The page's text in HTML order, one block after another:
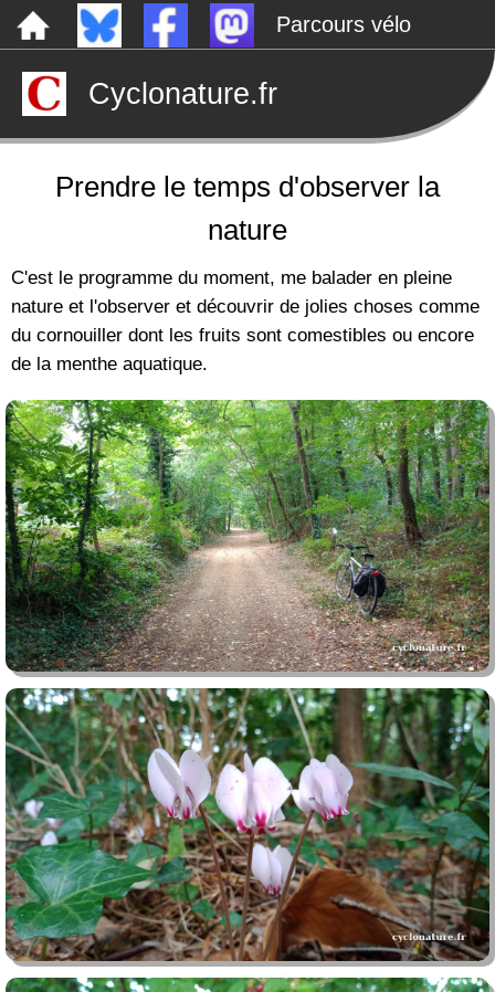
Parcours vélo
Dépôts sauvages
Le canal de Nantes à Brest à vélo
Rechercher
Cyclonature.fr
Prendre le temps d'observer la
nature
C'est le programme du moment, me balader en pleine
nature et l'observer et découvrir de jolies choses comme
du cornouiller dont les fruits sont comestibles ou encore
de la menthe aquatique.